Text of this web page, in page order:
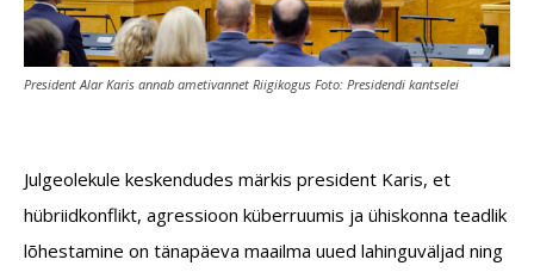
President Alar Karis annab ametivannet Riigikogus Foto: Presidendi kantselei
Julgeolekule keskendudes märkis president Karis, et
hübriidkonflikt, agressioon küberruumis ja ühiskonna teadlik
lõhestamine on tänapäeva maailma uued lahinguväljad ning